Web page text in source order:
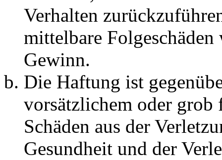
Verhalten
mittelbare Folgeschäden
Gewinn.
Die Haftung ist
vorsätzlichem oder grob
Schäden aus der
Gesundheit und der